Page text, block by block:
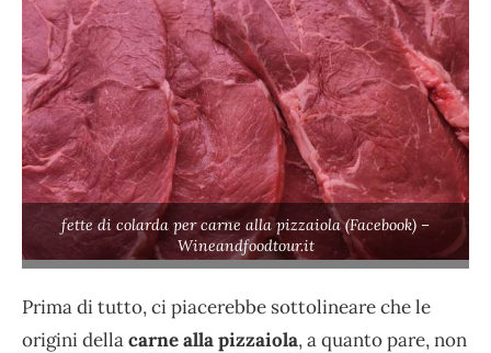
fette di colarda per carne alla pizzaiola (Facebook) –
Wineandfoodtour.it
Prima di tutto, ci piacerebbe sottolineare che le
origini dellacarne alla pizzaiola, a quanto pare, non